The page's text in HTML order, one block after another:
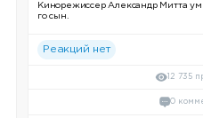
Кинорежиссер Александр Митта
го сын.
Реакций нет
12 735
0